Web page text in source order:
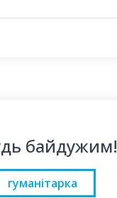
байдужим!
гуманітарка